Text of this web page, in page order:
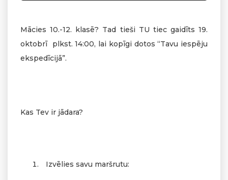
Mācies 10.-12. klasē? Tad tieši TU tiec gaidīts 19.
oktobrī plkst. 14:00, lai kopīgi dotos “Tavu iespēju
ekspedīcijā”.
Kas Tev ir jādara?
Izvēlies savu maršrutu: